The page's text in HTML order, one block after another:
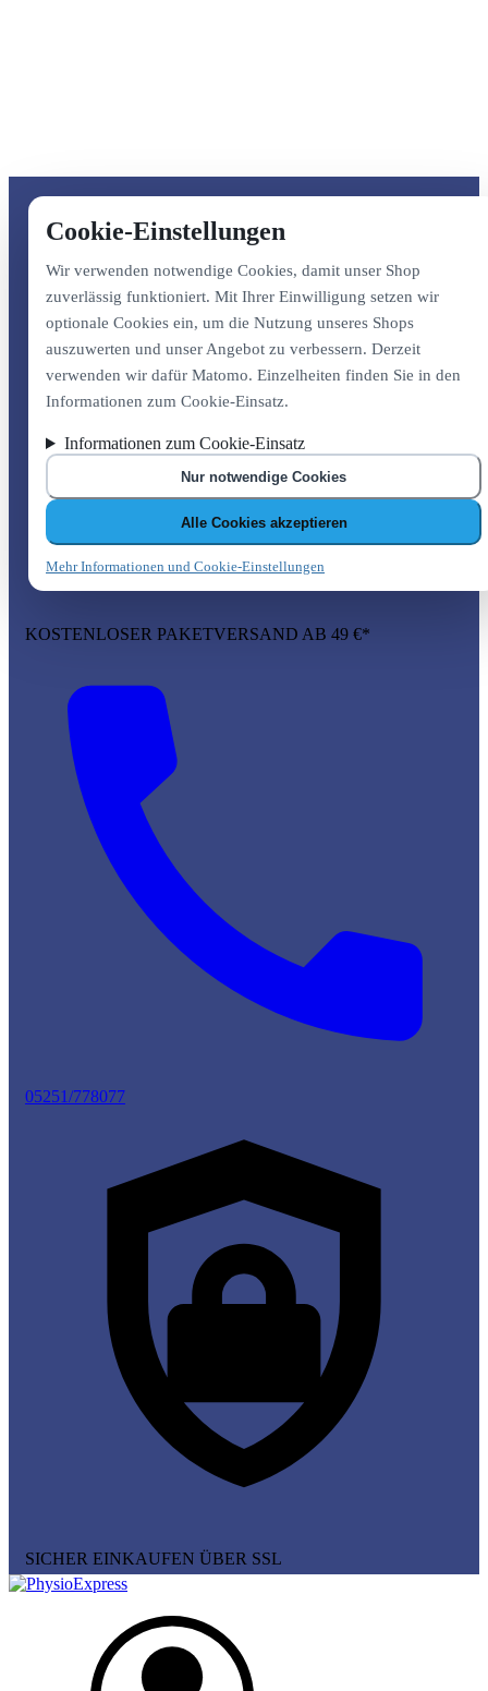
Cookie-Einstellungen
Wir verwenden notwendige Cookies, damit unser Shop
zuverlässig funktioniert. Mit Ihrer Einwilligung setzen wir
optionale Cookies ein, um die Nutzung unseres Shops
auszuwerten und unser Angebot zu verbessern. Derzeit
verwenden wir dafür Matomo. Einzelheiten finden Sie in den
Informationen zum Cookie-Einsatz.
Informationen zum Cookie-Einsatz
Nur notwendige Cookies
Alle Cookies akzeptieren
Mehr Informationen und Cookie-Einstellungen
KOSTENLOSER PAKETVERSAND AB 49 €*
05251/778077
SICHER EINKAUFEN ÜBER SSL